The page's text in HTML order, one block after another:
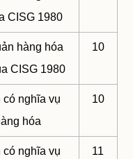
CISG 1980
hàng hóa
CISG 1980
10
nghĩa vụ
hóa
10
nghĩa vụ
11